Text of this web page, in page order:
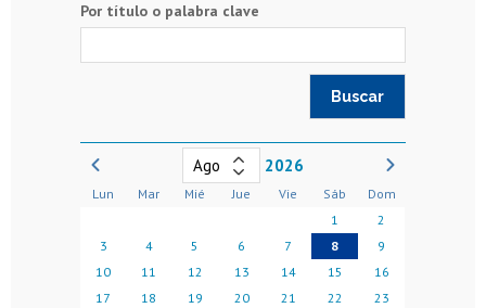
Por título o palabra clave
2026
Lun Mar Mié Jue Vie Sáb
Dom
1
2
3
4 5 6 7 8
9
10
11 12 13 14 15
16
17
18 19 20 21 22
23